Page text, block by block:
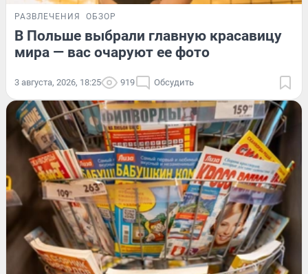
РАЗВЛЕЧЕНИЯ ОБЗОР
В Польше выбрали главную красавицу
мира — вас очаруют ее фото
3 августа, 2026, 18:25 919 Обсудить